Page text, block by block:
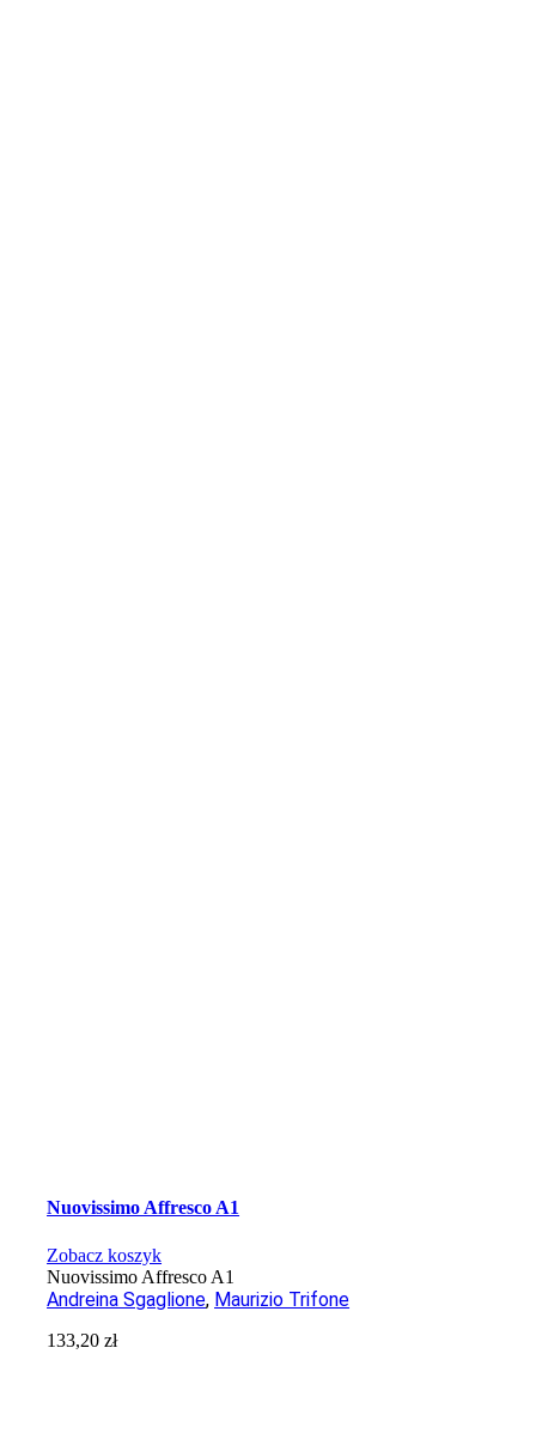
Nuovissimo Affresco A1
Zobacz koszyk
Nuovissimo Affresco A1
Andreina Sgaglione, Maurizio Trifone
133,20zł